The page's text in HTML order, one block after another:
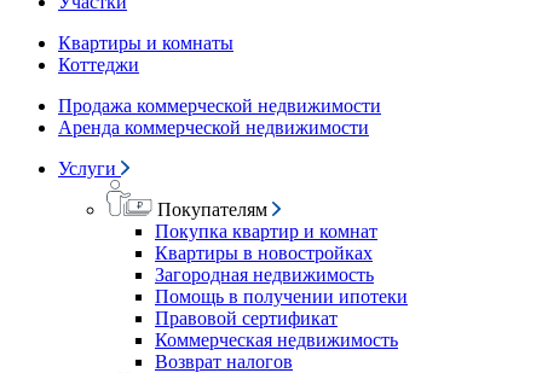
Квартиры и комнаты
Коттеджи
Продажа коммерческой недвижимости
Аренда коммерческой недвижимости
Услуги
Покупателям
Покупка квартир и комнат
Квартиры в новостройках
Загородная недвижимость
Помощь в получении ипотеки
Правовой сертификат
Коммерческая недвижимость
Возврат налогов